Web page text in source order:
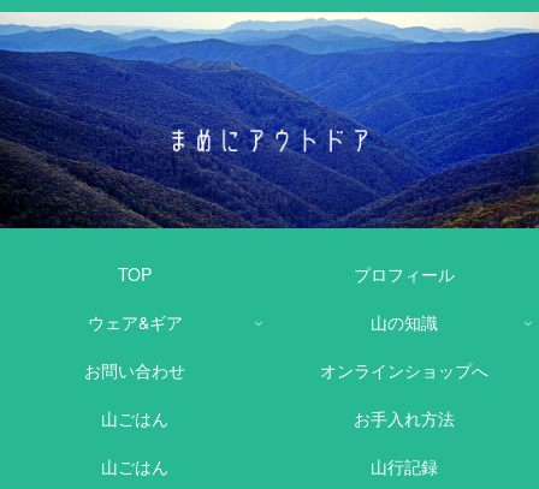
TOP
プロフィール
ウェア&ギア
山の知識
お問い合わせ
オンラインショップへ
山ごはん
お手入れ方法
山ごはん
山行記録